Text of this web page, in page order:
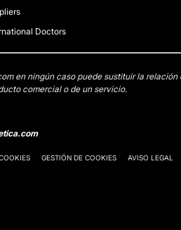
Doctors
en ningún caso puede sustituir la
comercial o de un servicio.
GESTIÓN DE COOKIES AVISO LEGAL